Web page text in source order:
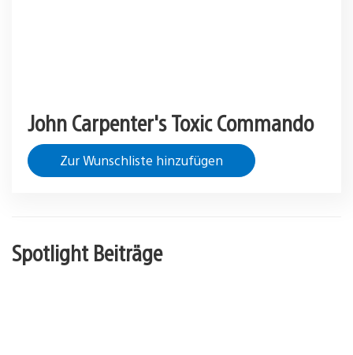
John Carpenter's Toxic Commando
Zur Wunschliste hinzufügen
Spotlight Beiträge